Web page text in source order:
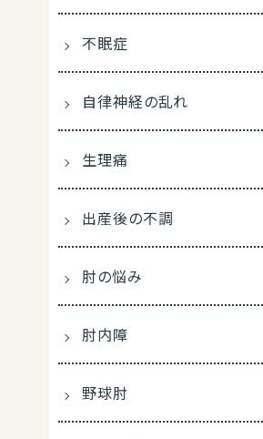
不眠症
自律神経の乱れ
生理痛
出産後の不調
肘の悩み
肘内障
野球肘